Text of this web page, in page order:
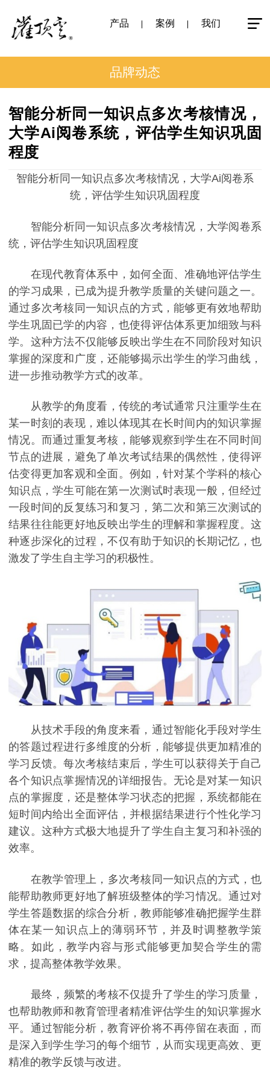
产品 案例 我们
品牌动态
智能分析同一知识点多次考核情况，
大学Ai阅卷系统，评估学生知识巩固
程度
智能分析同一知识点多次考核情况，大学Ai阅卷系
统，评估学生知识巩固程度
智能分析同一知识点多次考核情况，大学阅卷系
统，评估学生知识巩固程度
在现代教育体系中，如何全面、准确地评估学生
的学习成果，已成为提升教学质量的关键问题之一。
通过多次考核同一知识点的方式，能够更有效地帮助
学生巩固已学的内容，也使得评估体系更加细致与科
学。这种方法不仅能够反映出学生在不同阶段对知识
掌握的深度和广度，还能够揭示出学生的学习曲线，
进一步推动教学方式的改革。
从教学的角度看，传统的考试通常只注重学生在
某一时刻的表现，难以体现其在长时间内的知识掌握
情况。而通过重复考核，能够观察到学生在不同时间
节点的进展，避免了单次考试结果的偶然性，使得评
估变得更加客观和全面。例如，针对某个学科的核心
知识点，学生可能在第一次测试时表现一般，但经过
一段时间的反复练习和复习，第二次和第三次测试的
结果往往能更好地反映出学生的理解和掌握程度。这
种逐步深化的过程，不仅有助于知识的长期记忆，也
激发了学生自主学习的积极性。
从技术手段的角度来看，通过智能化手段对学生
的答题过程进行多维度的分析，能够提供更加精准的
学习反馈。每次考核结束后，学生可以获得关于自己
各个知识点掌握情况的详细报告。无论是对某一知识
点的掌握度，还是整体学习状态的把握，系统都能在
短时间内给出全面评估，并根据结果进行个性化学习
建议。这种方式极大地提升了学生自主复习和补强的
效率。
在教学管理上，多次考核同一知识点的方式，也
能帮助教师更好地了解班级整体的学习情况。通过对
学生答题数据的综合分析，教师能够准确把握学生群
体在某一知识点上的薄弱环节，并及时调整教学策
略。如此，教学内容与形式能够更加契合学生的需
求，提高整体教学效果。
最终，频繁的考核不仅提升了学生的学习质量，
也帮助教师和教育管理者精准评估学生的知识掌握水
平。通过智能分析，教育评价将不再停留在表面，而
是深入到学生学习的每个细节，从而实现更高效、更
精准的教学反馈与改进。